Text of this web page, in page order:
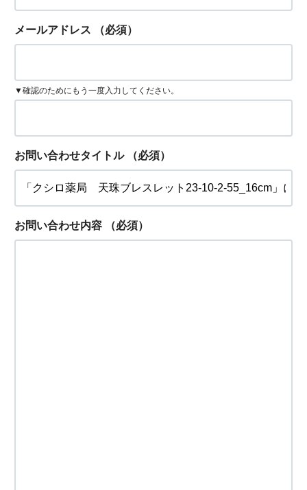
メールアドレス （必須）
▼確認のためにもう一度入力してください。
お問い合わせタイトル （必須）
お問い合わせ内容 （必須）